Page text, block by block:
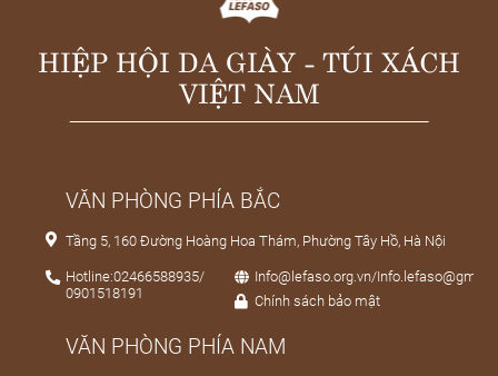
HIỆP HỘI DA GIÀY - TÚI XÁCH
VIỆT NAM
VĂN PHÒNG PHÍA BẮC
Tầng 5, 160 Đường Hoàng Hoa Thám, Phường Tây Hồ, Hà Nội
Hotline:02466588935/
0901518191
Info@lefaso.org.vn/
Chính sách bảo mật
VĂN PHÒNG PHÍA NAM